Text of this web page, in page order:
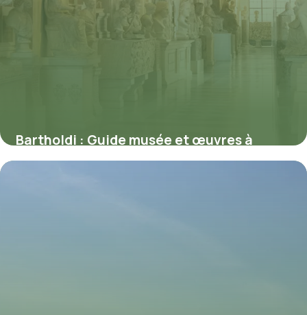
Bartholdi : Guide musée et œuvres à
Colmar 2026